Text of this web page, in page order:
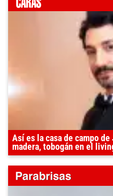
Así es la casa de campo
madera, tobogán en el